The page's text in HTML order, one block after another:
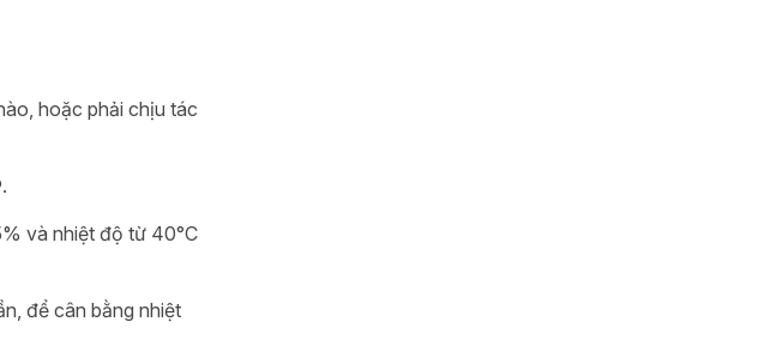
hoặc phải chịu tác
và nhiệt độ từ 40°C
để cân bằng nhiệt